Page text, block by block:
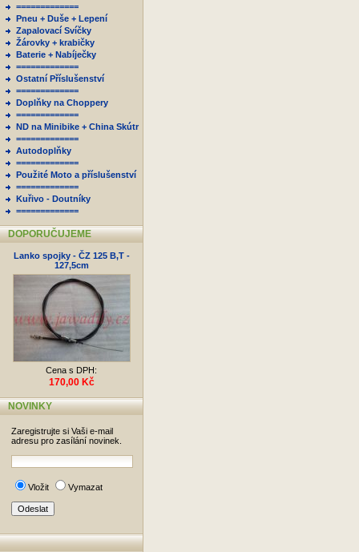
=============
Pneu + Duše + Lepení
Zapalovací Svíčky
Žárovky + krabičky
Baterie + Nabíječky
=============
Ostatní Příslušenství
=============
Doplňky na Choppery
=============
ND na Minibike + China Skútr
=============
Autodoplňky
=============
Použité Moto a příslušenství
=============
Kuřivo - Doutníky
=============
DOPORUČUJEME
Lanko spojky - ČZ 125 B,T -
127,5cm
Cena s DPH:
170,00 Kč
NOVINKY
Zaregistrujte si Vaši e-mail
adresu pro zasílání novinek.
Vložit Vymazat